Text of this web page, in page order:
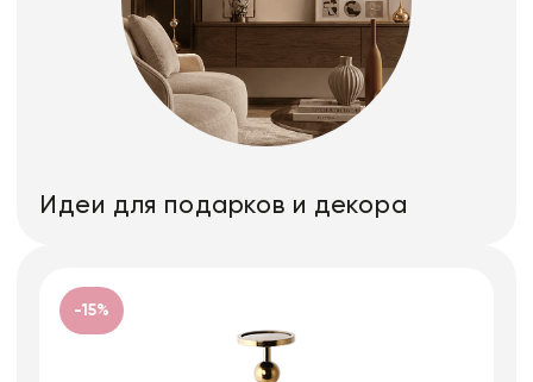
Идеи для подарков и декора
-15%